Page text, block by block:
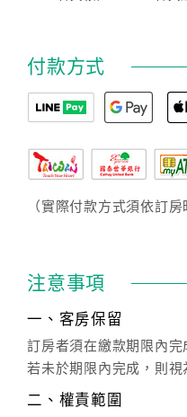
付款方式
（實際付款方式須依訂
注意事項
一、客房保留
訂房者須在繳款期限內完
若未於期限內完成，則視
二、權責範圍